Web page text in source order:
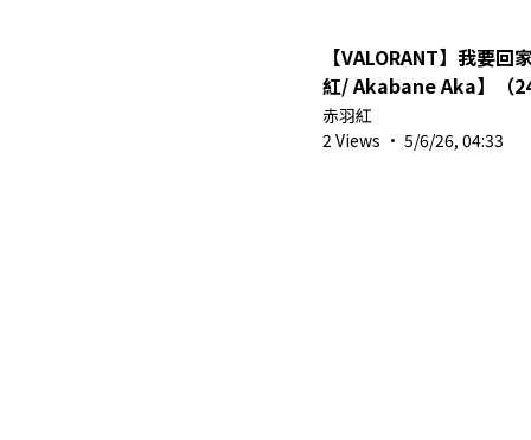
【VALORANT】我要
紅/ Akabane Aka】（
赤羽紅
2 Views · 5/6/26, 04:33